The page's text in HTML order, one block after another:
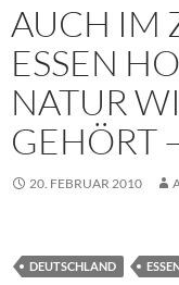
AUCH IM
ESSEN
NATUR
GEHÖRT
20. FEBRUAR 2010
DEUTSCHLAND